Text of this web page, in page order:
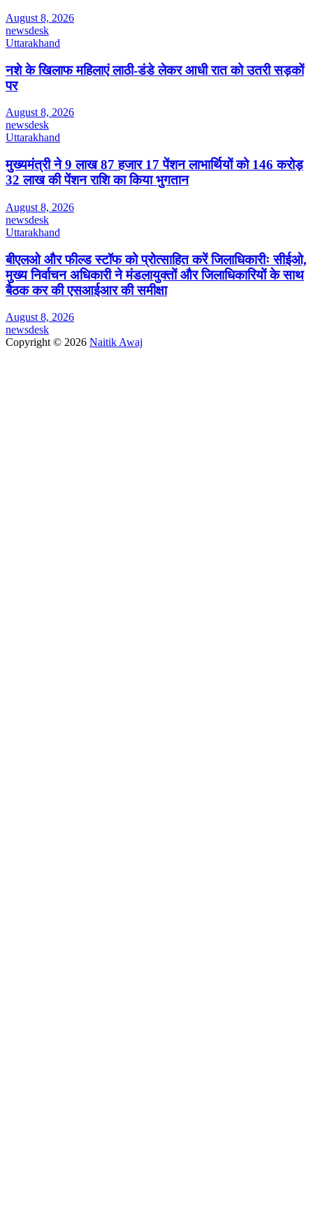
August 8, 2026
newsdesk
Uttarakhand
नशे के खिलाफ महिलाएं लाठी-डंडे लेकर आधी रात को उतरी सड़कों
पर
August 8, 2026
newsdesk
Uttarakhand
मुख्यमंत्री ने 9 लाख 87 हजार 17 पेंशन लाभार्थियों को 146 करोड़
32 लाख की पेंशन राशि का किया भुगतान
August 8, 2026
newsdesk
Uttarakhand
बीएलओ और फील्ड स्टॉफ को प्रोत्साहित करें जिलाधिकारीः सीईओ,
मुख्य निर्वाचन अधिकारी ने मंडलायुक्तों और जिलाधिकारियों के साथ
बैठक कर की एसआईआर की समीक्षा
August 8, 2026
newsdesk
Copyright © 2026 Naitik Awaj